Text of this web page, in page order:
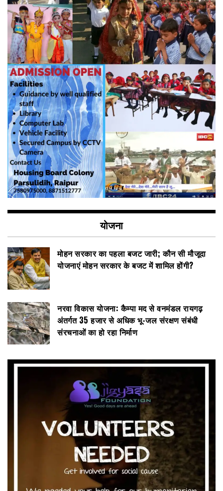
योजना
मोहन सरकार का पहला बजट जारी; कौन सी मौजूदा
योजनाएं मोहन सरकार के बजट में शामिल होंगी?
नरवा विकास योजना: कैम्पा मद से वनमंडल रायगढ़
अंतर्गत 35 हजार से अधिक भू-जल संरक्षण संबंधी
संरचनाओं का हो रहा निर्माण